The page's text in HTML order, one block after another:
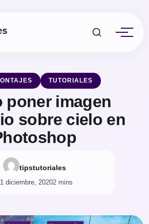
TUTORIALES
poner imagen
sobre cielo en
tipstutoriales
diciembre, 20202 mins